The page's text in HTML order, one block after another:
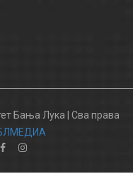
Бања Лука | Сва права